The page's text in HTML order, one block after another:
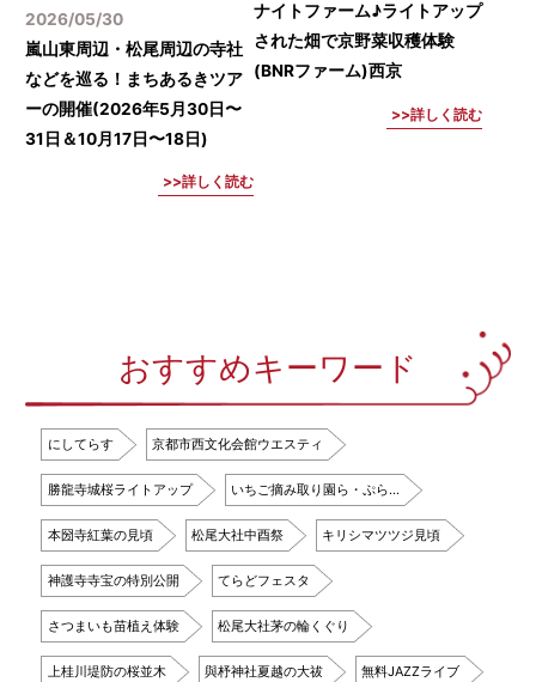
2026/05/30
嵐山東周辺・松尾周辺の寺社
などを巡る！まちあるきツア
ーの開催(2026年5月30日〜
31日＆10月17日〜18日)
詳しく読む
ナイトファーム♪ライトアップ
された畑で京野菜収穫体験
(BNRファーム)西京
詳しく読む
おすすめキーワード
にしてらす 京都市西文化会館ウエスティ
勝龍寺城桜ライトアップ いちご摘み取り園ら・ぷら…
本圀寺紅葉の見頃 松尾大社中酉祭 キリシマツツジ見頃
神護寺寺宝の特別公開 てらどフェスタ
さつまいも苗植え体験 松尾大社茅の輪くぐり
上桂川堤防の桜並木 與杼神社夏越の大祓 無料JAZZライブ